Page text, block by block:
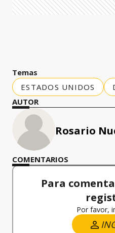
Temas
ESTADOS UNIDOS
AUTOR
Rosario
COMENTARIOS
Para
Por favor,